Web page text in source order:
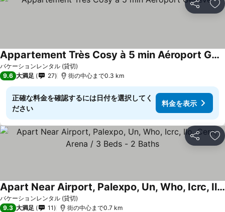
シェア お
バケーションレンタル (貸切)
Appartement Très Cosy à 5 min Aéroport Genève
9.6 大満足 27 街の中心まで0.3 km
正確な料金を確認するには日付を選択してく
ださい
料金を表示
シェア お
バケーションレンタル (貸切)
Apart Near Airport, Palexpo, Un, Who, Icrc, Ilo, Cern, Arena / 3 Beds - 2 Baths
9.3 大満足 11 街の中心まで0.7 km